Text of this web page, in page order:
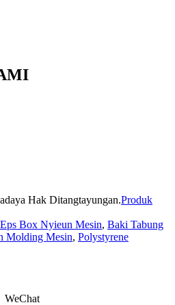
Hak Ditangtayungan.Produk
Eps Box Nyieun Mesin, Baki Tabung
Molding Mesin, Polystyrene
WeChat